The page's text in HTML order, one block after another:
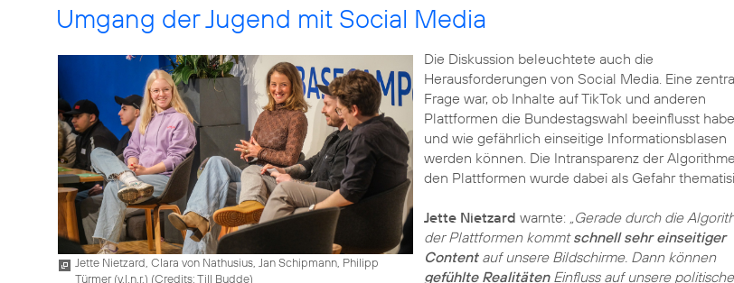
Umgang der Jugend mit Social Media
Jette Nietzard, Clara von Nathusius, Jan Schipmann, Philipp
Türmer (v.l.n.r.) (Credits: Till Budde)
Die Diskussion beleuchtete auch die
Herausforderungen von Social Media. Eine
Frage war, ob Inhalte auf TikTok und anderen
Plattformen die Bundestagswahl beeinflusst
und wie gefährlich einseitige Informationsblasen
werden können. Die Intransparenz der
den Plattformen wurde dabei als Gefahr
Jette Nietzard warnte: „Gerade durch die
der Plattformen kommtschnell sehr einseitiger
Contentauf unsere Bildschirme. Dann können
gefühlte RealitätenEinfluss auf unsere politische